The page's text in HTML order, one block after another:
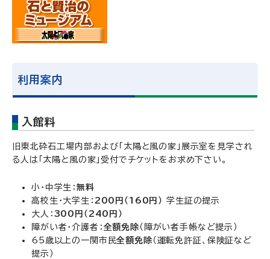
利用案内
入館料
旧東北砕石工場内部および「太陽と風の家」展示室を見学され
る人は「太陽と風の家」受付でチケットをお求め下さい。
小・中学生：無料
高校生・大学生： 200円（160円） 学生証の提示
大人： 300円（240円）
障がい者・介護者： 全額免除 （障がい者手帳など提示）
65歳以上の一関市民全額免除 （運転免許証、保険証など
提示）